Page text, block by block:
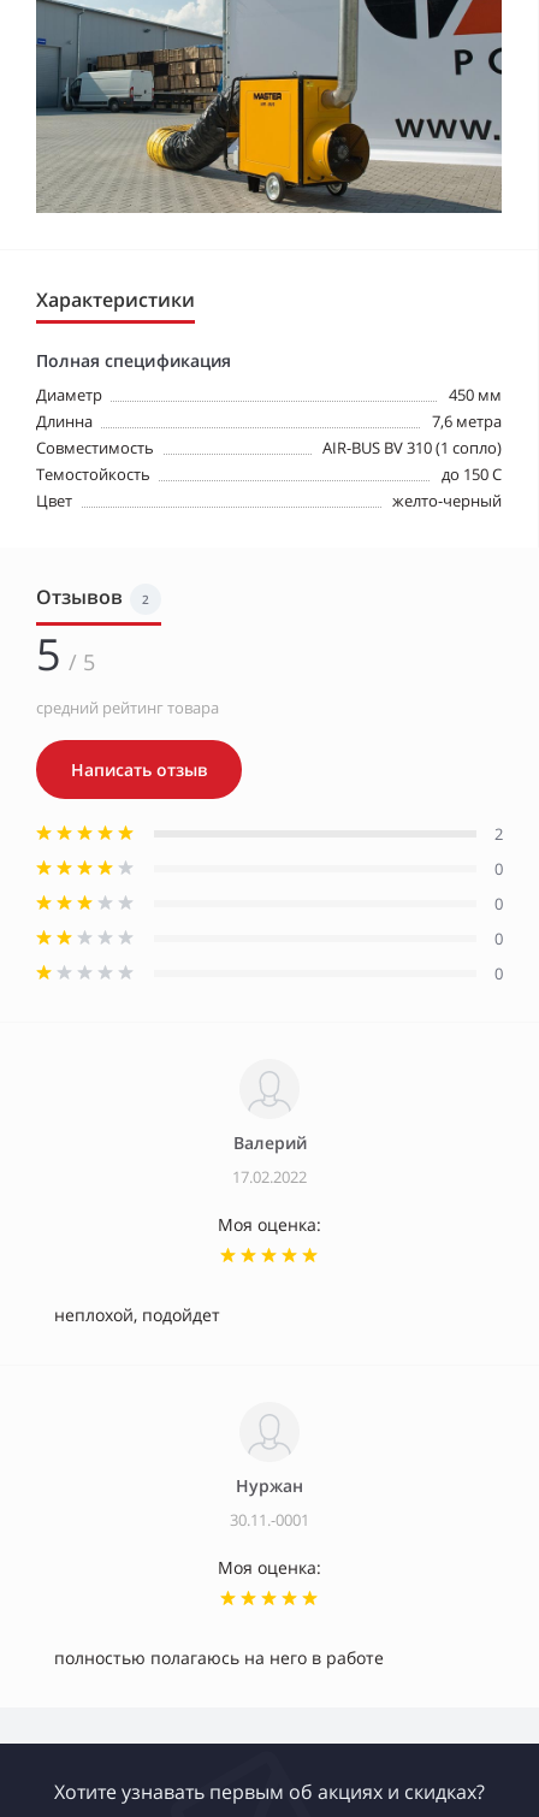
Характеристики
Полная спецификация
Диаметр
450 мм
Длинна
7,6 метра
Совместимость
AIR-BUS BV 310 (1 сопло)
Темостойкость
до 150 С
Цвет
желто-черный
Отзывов 2
5 / 5
средний рейтинг товара
Написать отзыв
2
0
0
0
0
Валерий
17.02.2022
Моя оценка:
неплохой, подойдет
Нуржан
30.11.-0001
Моя оценка:
полностью полагаюсь на него в работе
Хотите узнавать первым об акциях и скидках?